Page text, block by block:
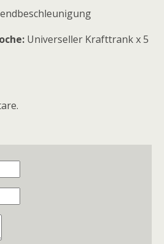
Universeller Krafttrank x 5